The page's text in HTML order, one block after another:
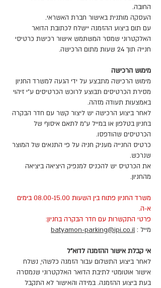
החובה.
העסקה מותנית באישור חברת האשראי.
עם תום ביצוע ההזמנה יישלח לכתובת הדואר
האלקטרוני שמסר המשתמש אישור רכישת כרטיסי
חנייה תוך 24 שעות מתום הרכישה.
מימוש הרכישה
מימוש הרכישה מתבצע על ידי הגעה למשרד החניון
מסירת הכרטיסים תבוצע לרוכש הכרטיסים ע"י זיהוי
באמצעות תעודה מזהה.
לאחר ביצוע הרכישה יש ליצור קשר עם חדר הבקרה
בחניון בטלפון או במייל ע"מ לתאם איסוף של
הכרטיסים שהודפסו.
כרטיס החנייה מעניק חניה על פי התנאים של המוצר
שנרכש.
את הכרטיס יש להכניס למנפיק היציאה ביציאה
מהחניון.
משרד החניון פתוח בין השעות 08.00-15.00 בימים
א-ה.
פרטי התקשרות עם חדר הבקרה בחניון:
מייל : batyamon-parking@ipi.co.il
אי קבלת אישור ההזמנה לדוא"ל
לאחר ביצוע התשלום עבור הזמנה כלשהי, נשלח
אישור אוטומטי לתיבת הדואר האלקטרוני שנמסרה
בעת ביצוע ההזמנה. במידה והאישור לא התקבל